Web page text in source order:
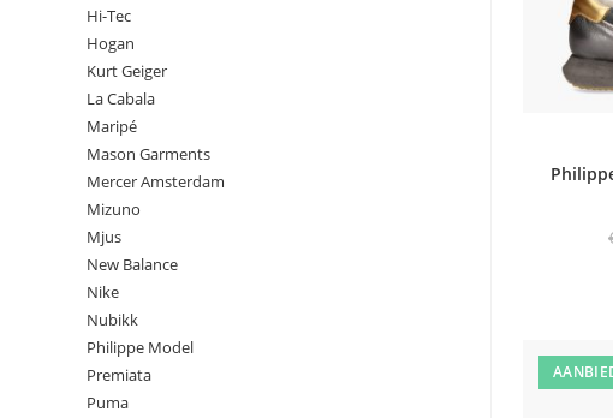
Hi-Tec
Hogan
Kurt Geiger
La Cabala
Maripé
Mason Garments
Mercer Amsterdam
Mizuno
Mjus
New Balance
Nike
Nubikk
Philippe Model
Premiata
Puma